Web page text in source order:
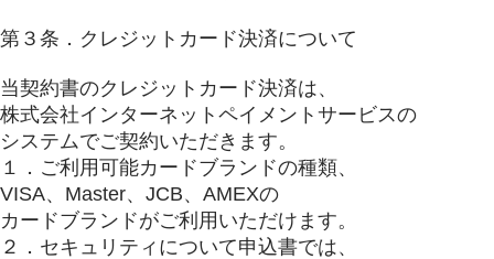
第３条．クレジットカード決済について
当契約書のクレジットカード決済は、
株式会社インターネットペイメントサービスの
システムでご契約いただきます。
１．ご利用可能カードブランドの種類、
VISA、Master、JCB、AMEXの
カードブランドがご利用いただけます。
２．セキュリティについて申込書では、